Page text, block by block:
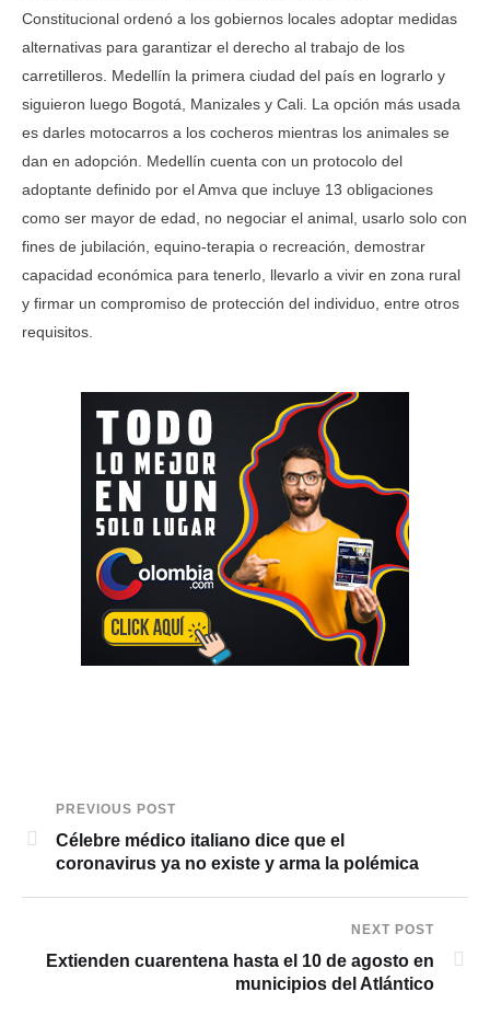
Constitucional ordenó a los gobiernos locales adoptar medidas
alternativas para garantizar el derecho al trabajo de los
carretilleros. Medellín la primera ciudad del país en lograrlo y
siguieron luego Bogotá, Manizales y Cali. La opción más usada
es darles motocarros a los cocheros mientras los animales se
dan en adopción. Medellín cuenta con un protocolo del
adoptante definido por el Amva que incluye 13 obligaciones
como ser mayor de edad, no negociar el animal, usarlo solo con
fines de jubilación, equino-terapia o recreación, demostrar
capacidad económica para tenerlo, llevarlo a vivir en zona rural
y firmar un compromiso de protección del individuo, entre otros
requisitos.
PREVIOUS POST
Célebre médico italiano dice que el
coronavirus ya no existe y arma la polémica
NEXT POST
Extienden cuarentena hasta el 10 de agosto en
municipios del Atlántico